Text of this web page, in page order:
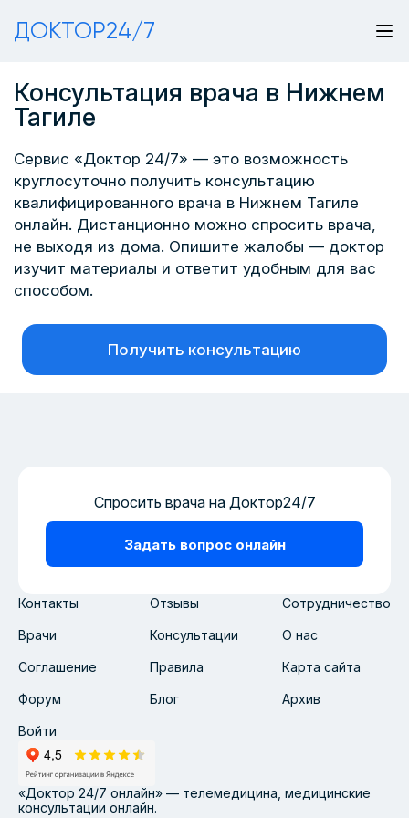
ДОКТОР24/7
Консультация врача в Нижнем
Тагиле
Сервис «Доктор 24/7» — это возможность
круглосуточно получить консультацию
квалифицированного врача в Нижнем Тагиле
онлайн. Дистанционно можно спросить врача,
не выходя из дома. Опишите жалобы — доктор
изучит материалы и ответит удобным для вас
способом.
Получить консультацию
Контакты Отзывы Сотрудничество
Врачи Консультации О нас
Соглашение Правила Карта сайта
Форум Блог Архив
Войти
Спросить врача на Доктор24/7
Задать вопрос онлайн
«Доктор 24/7 онлайн» — телемедицина, медицинские
консультации онлайн.